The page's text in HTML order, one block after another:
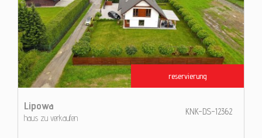
reservierung
Lipowa
haus zu verkaufen
KNK-DS-12362